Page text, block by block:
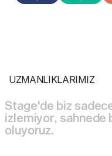
UZMANLIKLARIMIZ
Stage'de biz sadec
izlemiyor, sahnede
oluyoruz.